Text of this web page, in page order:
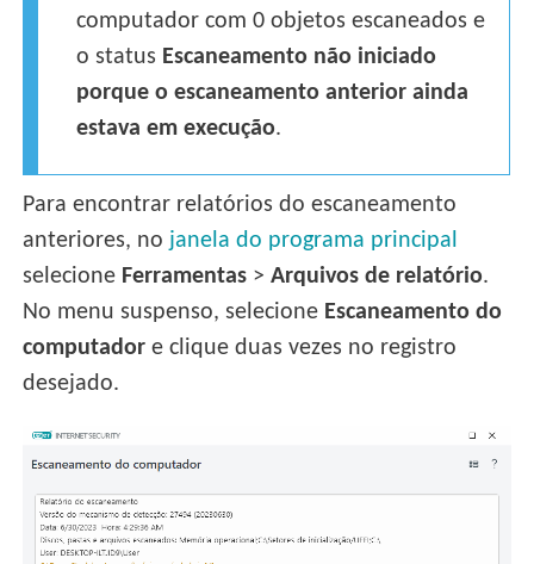
computador com 0 objetos escaneados e
o status Escaneamento não iniciado
porque o escaneamento anterior ainda
estava em execução.
Para encontrar relatórios do escaneamento
anteriores, no janela do programa principal
selecione Ferramentas >Arquivos de relatório.
No menu suspenso, selecione Escaneamento do
computador e clique duas vezes no registro
desejado.